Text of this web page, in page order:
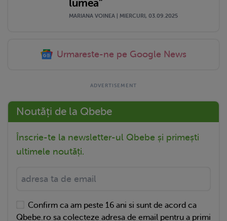
lumea"
MARIANA VOINEA | MIERCURI, 03.09.2025
Urmareste-ne pe Google News
Noutăți de la Qbebe
Înscrie-te la newsletter-ul Qbebe și primești
ultimele noutăți.
Confirm ca am peste 16 ani si sunt de acord ca
Qbebe.ro sa colecteze adresa de email pentru a primi